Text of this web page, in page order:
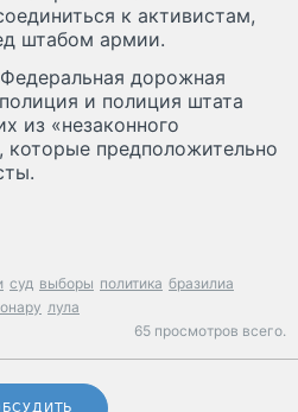
к активистам,
штабом армии.
дорожная
и полиция штата
из «незаконного
предположительно
суд выборы политика бразилиа
лула
65 просмотров всего.